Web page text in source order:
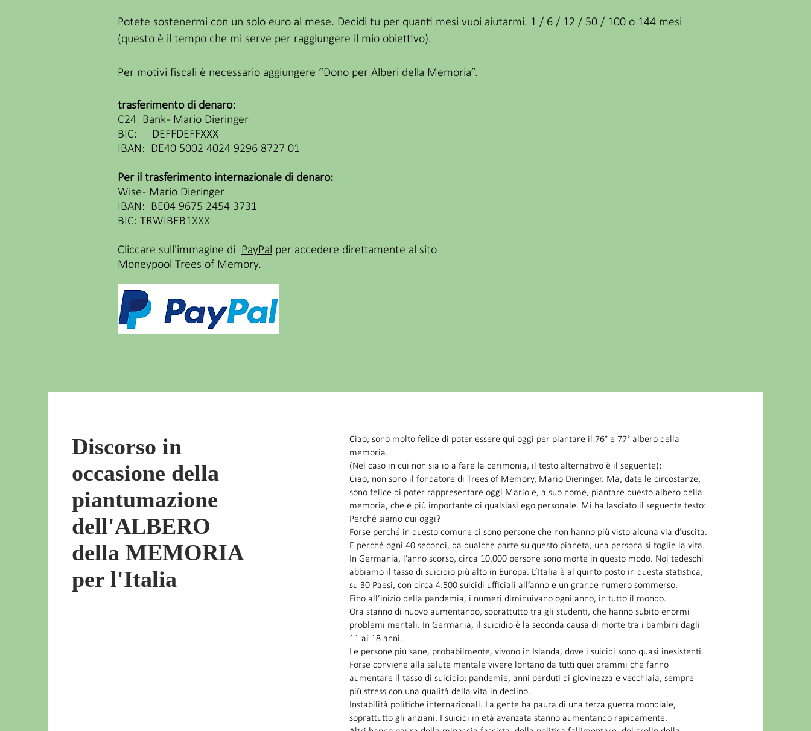
Potete sostenermi con un solo euro al mese. Decidi tu per quanti mesi vuoi aiutarmi. 1 / 6 / 12 / 50 / 100 o 144 mesi
(questo è il tempo che mi serve per raggiungere il mio obiettivo).
Per motivi fiscali è necessario aggiungere “Dono per Alberi della Memoria”.
trasferimento di denaro:
C24 Bank - Mario Dieringer
BIC: DEFFDEFFXXX
IBAN: DE40 5002 4024 9296 8727 01
Per il trasferimento internazionale di denaro:
Wise - Mario Dieringer
IBAN: BE04 9675 2454 3731
BIC: TRWIBEB1XXX
Cliccare sull'immagine di PayPal per accedere direttamente al sito
Moneypool Trees of Memory.
Discorso in
occasione della
piantumazione
dell'ALBERO
della MEMORIA
per l'Italia
Ciao, sono molto felice di poter essere qui oggi per piantare il 76° e 77° albero della
memoria.
(Nel caso in cui non sia io a fare la cerimonia, il testo alternativo è il seguente):
Ciao, non sono il fondatore di Trees of Memory, Mario Dieringer. Ma, date le circostanze,
sono felice di poter rappresentare oggi Mario e, a suo nome, piantare questo albero della
memoria, che è più importante di qualsiasi ego personale. Mi ha lasciato il seguente testo:
Perché siamo qui oggi?
Forse perché in questo comune ci sono persone che non hanno più visto alcuna via d’uscita.
E perché ogni 40 secondi, da qualche parte su questo pianeta, una persona si toglie la vita.
In Germania, l’anno scorso, circa 10.000 persone sono morte in questo modo. Noi tedeschi
abbiamo il tasso di suicidio più alto in Europa. L’Italia è al quinto posto in questa statistica,
su 30 Paesi, con circa 4.500 suicidi ufficiali all’anno e un grande numero sommerso.
Fino all’inizio della pandemia, i numeri diminuivano ogni anno, in tutto il mondo.
Ora stanno di nuovo aumentando, soprattutto tra gli studenti, che hanno subito enormi
problemi mentali. In Germania, il suicidio è la seconda causa di morte tra i bambini dagli
11 ai 18 anni.
Le persone più sane, probabilmente, vivono in Islanda, dove i suicidi sono quasi inesistenti.
Forse conviene alla salute mentale vivere lontano da tutti quei drammi che fanno
aumentare il tasso di suicidio: pandemie, anni perduti di giovinezza e vecchiaia, sempre
più stress con una qualità della vita in declino.
Instabilità politiche internazionali. La gente ha paura di una terza guerra mondiale,
soprattutto gli anziani. I suicidi in età avanzata stanno aumentando rapidamente.